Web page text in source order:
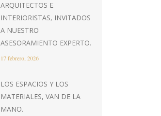
ARQUITECTOS E
INTERIORISTAS, INVITADOS
A NUESTRO
ASESORAMIENTO EXPERTO.
17 febrero, 2026
LOS ESPACIOS Y LOS
MATERIALES, VAN DE LA
MANO.